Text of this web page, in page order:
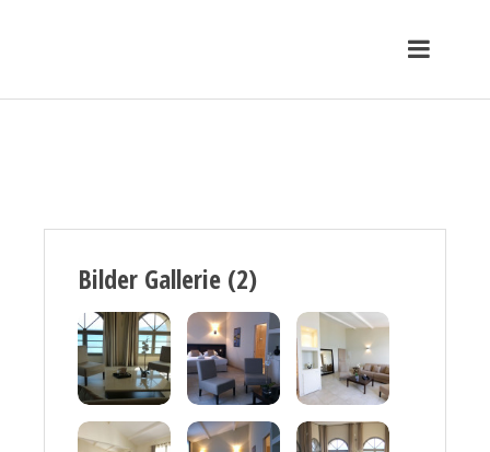
Bilder Gallerie (2)